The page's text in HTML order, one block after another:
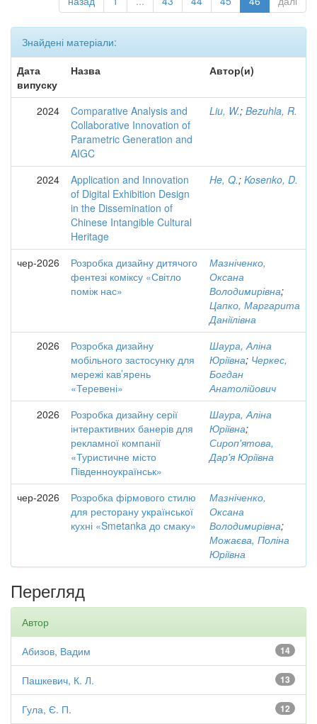
Знайдені матеріали:
Дата
випуску
Назва Автор(и)
2024
Comparative Analysis and
Collaborative Innovation of
Parametric Generation and
AIGC
Liu, W.; Bezuhla, R.
2024
Application and Innovation
of Digital Exhibition Design
in the Dissemination of
Chinese Intangible Cultural
Heritage
He, Q.; Kosenko, D.
чер-2026
Розробка дизайну дитячого
фентезі коміксу «Світло
поміж нас»
Мазніченко,
Оксана
Володимирівна;
Цапко, Маргарита
Даніїлівна
2026
Розробка дизайну
мобільного застосунку для
мережі кав’ярень
«Теревені»
Шаура, Аліна
Юріївна; Черкес,
Богдан
Анатолійович
2026
Розробка дизайну серії
інтерактивних банерів для
рекламної компанії
«Туристичне місто
Південноукраїнськ»
Шаура, Аліна
Юріївна;
Сироп'ятова,
Дар'я Юріївна
чер-2026
Розробка фірмового стилю
для ресторану української
кухні «Smetanka до смаку»
Мазніченко,
Оксана
Володимирівна;
Можаєва, Поліна
Юріївна
Перегляд
Автор
14
Абизов, Вадим
13
Пашкевич, К. Л.
12
Гула, Є. П.